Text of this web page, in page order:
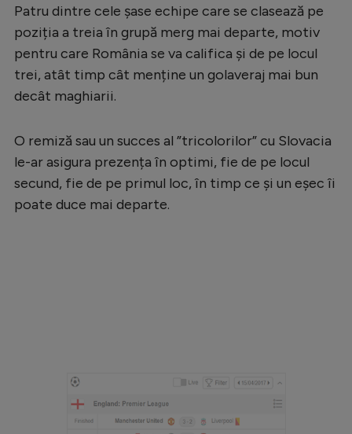
Patru dintre cele șase echipe care se clasează pe
poziția a treia în grupă merg mai departe, motiv
pentru care România se va califica și de pe locul
trei, atât timp cât menține un golaveraj mai bun
decât maghiarii.
O remiză sau un succes al ”tricolorilor” cu Slovacia
le-ar asigura prezența în optimi, fie de pe locul
secund, fie de pe primul loc, în timp ce și un eșec îi
poate duce mai departe.